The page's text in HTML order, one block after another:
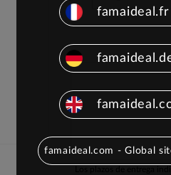
Los plazos de entrega
famaideal.fr
famaideal.com - Global